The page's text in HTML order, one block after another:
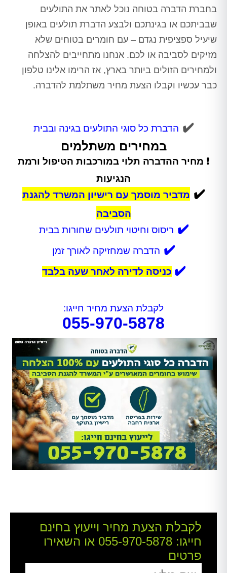
בחברת הדברה בטוחה נוכל לאתר את התולעים
שבביתכם או בגינתכם ולבצע הדברת תולעים באופן
שיעיל ספציפית נגדם – עם חומרים בטוחים שלא
מזיקים לסביבה או לכם. אנחנו מתחייבים להצלחה
ולמחירים הזולים ביותר בארץ, אז הרימו אלינו טלפון
כבר עכשיו וקבלו הצעת מחיר משתלמת להדברה.
✔️ הדברת כל סוגי התולעים בגינה ובבית
במחירים משתלמים
❗ מחיר ההדברה תלוי במורכבות הטיפול ורמת
הנגיעות
✔️ מדביר מוסמך עם רישיון המשרד להגנת
הסביבה
✔️ ריסוס וחיטוי תולעים שחורות בבית
✔️ הדברה שמחזיקה לאורך זמן
✔️ כניסה לדירה לאחר שעה בלבד
לקבלת הצעת מחיר חייגו:
055-970-5878
לקבלת הצעת מחיר וייעוץ בחינם
חייגו: 055-970-5878 או השאירו
פרטים